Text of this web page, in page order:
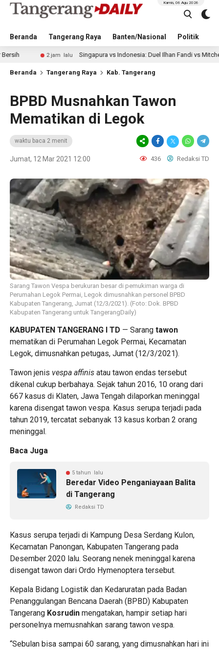
Beranda Tangerang Raya Banten/Nasional Politik
Kamis, 06 Agu 2026
2 jam lalu Singapura vs Indonesia: Duel Ilhan Fandi vs Mitchell Baker
Beranda Tangerang Raya Kab. Tangerang
BPBD Musnahkan Tawon
Mematikan di Legok
waktu baca 2 menit
Jumat, 12 Mar 2021 12:00 436 Redaksi TD
Sarang Tawon Vespa berukuran besar di pemukiman warga di
Perumahan Legok Permai, Legok dimusnahkan personel BPBD
Kabupaten Tangerang, Jumat (12/3/2021). (Foto: Dok. BPBD
Kabupaten Tangerang untuk TangerangDaily)
KABUPATEN TANGERANG I TD — Sarang tawon
mematikan di Perumahan Legok Permai, Kecamatan
Legok, dimusnahkan petugas, Jumat (12/3/2021).
Tawon jenis vespa affinis atau tawon endas tersebut
dikenal cukup berbahaya. Sejak tahun 2016, 10 orang dari
667 kasus di Klaten, Jawa Tengah dilaporkan meninggal
karena disengat tawon vespa. Kasus serupa terjadi pada
tahun 2019, tercatat sebanyak 13 kasus korban 2 orang
meninggal.
Baca Juga
5 tahun lalu
Beredar Video Penganiayaan Balita
di Tangerang
Redaksi TD
Kasus serupa terjadi di Kampung Desa Serdang Kulon,
Kecamatan Panongan, Kabupaten Tangerang pada
Desember 2020 lalu. Seorang nenek meninggal karena
disengat tawon dari Ordo Hymenoptera tersebut.
Kepala Bidang Logistik dan Kedaruratan pada Badan
Penanggulangan Bencana Daerah (BPBD) Kabupaten
Tangerang Kosrudin mengatakan, hampir setiap hari
personelnya memusnahkan sarang tawon vespa.
“Sebulan bisa sampai 60 sarang, yang dimusnahkan hari ini